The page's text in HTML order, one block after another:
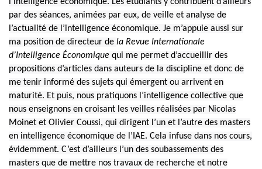
par des séances, animées par eux, de veille et analyse de
l’actualité de l’intelligence économique. Je m’appuie aussi sur
ma position de directeur de la Revue Internationale
d’Intelligence Économique qui me permet d’accueillir des
propositions d’articles dans auteurs de la discipline et donc de
me tenir informé des sujets qui émergent ou arrivent en
maturité. Et puis, nous pratiquons l’intelligence collective que
nous enseignons en croisant les veilles réalisées par Nicolas
Moinet et Olivier Coussi, qui dirigent l’un et l’autre des masters
en intelligence économique de l’IAE. Cela infuse dans nos cours,
évidemment. C’est d’ailleurs l’un des soubassements des
masters que de mettre nos travaux de recherche et notre